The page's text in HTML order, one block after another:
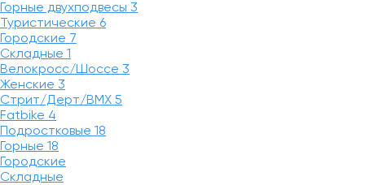
Горные двухподвесы 3
Туристические 6
Городские 7
Складные 1
Велокросс/Шоссе 3
Женские 3
Стрит/Дерт/BMX 5
Fatbike 4
Подростковые 18
Горные 18
Городские
Складные